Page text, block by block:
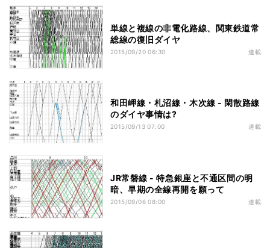
単線と複線の非電化路線、関東鉄道常
総線の復旧ダイヤ
2015/09/20 06:30 連載
和田岬線・札沼線・木次線 - 閑散路線
のダイヤ事情は?
2015/09/13 07:00 連載
JR常磐線 - 特急銀座と不通区間の明
暗、早期の全線再開を願って
2015/09/06 08:00 連載